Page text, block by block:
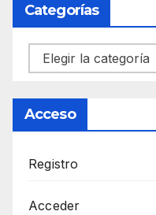
Categorías
Categorías
Acceso
Registro
Acceder